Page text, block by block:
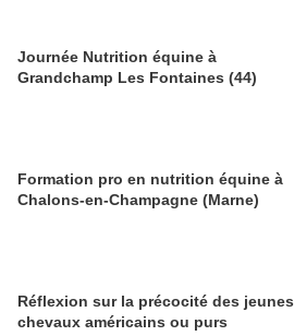
Journée Nutrition équine à
Grandchamp Les Fontaines (44)
Formation pro en nutrition équine à
Chalons-en-Champagne (Marne)
Réflexion sur la précocité des jeunes
chevaux américains ou purs